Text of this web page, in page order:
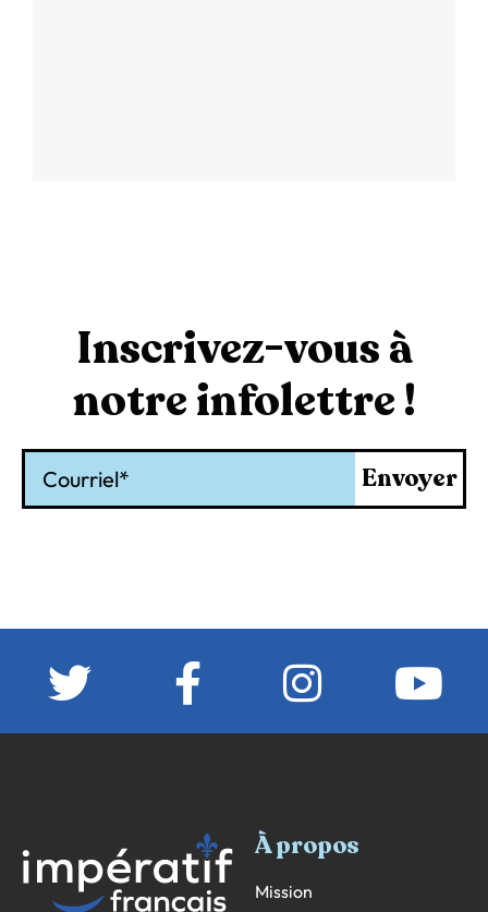
Inscrivez-vous à
notre infolettre !
Envoyer
À propos
Mission